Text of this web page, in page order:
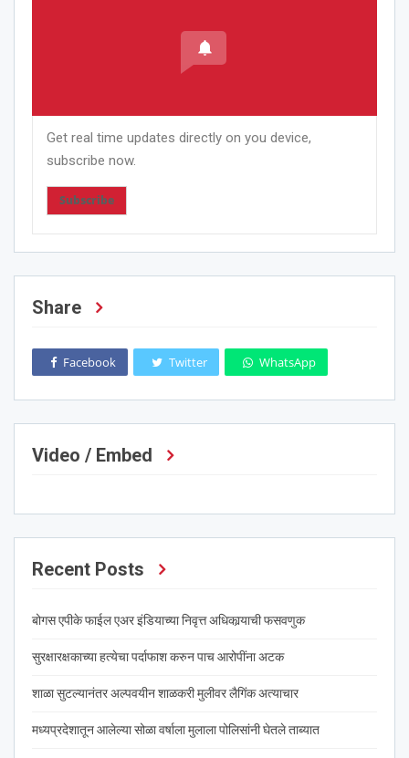
Get real time updates directly on you device,
subscribe now.
Subscribe
Share
Facebook Twitter WhatsApp
Video / Embed
Recent Posts
बोगस एपीके फाईल एअर इंडियाच्या निवृत्त अधिकार्‍याची फसवणुक
सुरक्षारक्षकाच्या हत्येचा पर्दाफाश करुन पाच आरोपींना अटक
शाळा सुटल्यानंतर अल्पवयीन शाळकरी मुलीवर लैगिंक अत्याचार
मध्यप्रदेशातून आलेल्या सोळा वर्षाला मुलाला पोलिसांनी घेतले ताब्यात